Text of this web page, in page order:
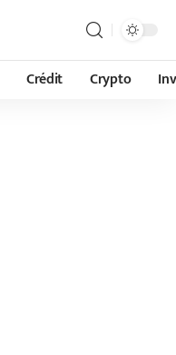
Crédit Crypto